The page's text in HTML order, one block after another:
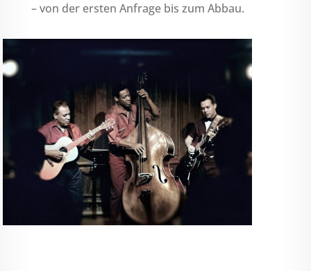
– von der ersten Anfrage bis zum Abbau.